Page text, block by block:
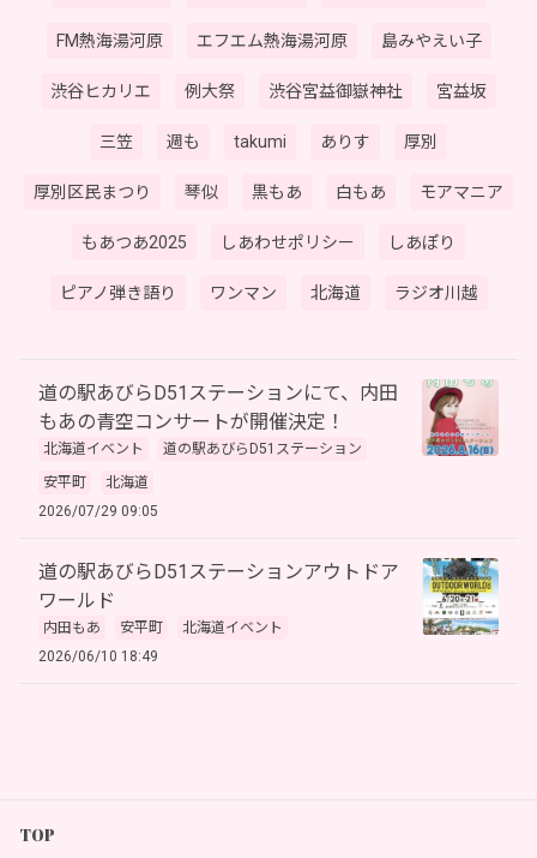
FM熱海湯河原 エフエム熱海湯河原 島みやえい子
渋谷ヒカリエ 例大祭 渋谷宮益御嶽神社 宮益坂
三笠 週も takumi ありす 厚別
厚別区民まつり 琴似 黒もあ 白もあ モアマニア
もあつあ2025 しあわせポリシー しあぽり
ピアノ弾き語り ワンマン 北海道 ラジオ川越
道の駅あびらD51ステーションにて、内田
もあの青空コンサートが開催決定！
北海道イベント
道の駅あびらD51ステーション
安平町
北海道
2026/07/29 09:05
道の駅あびらD51ステーションアウトドア
ワールド
内田もあ 安平町
北海道イベント
2026/06/10 18:49
TOP